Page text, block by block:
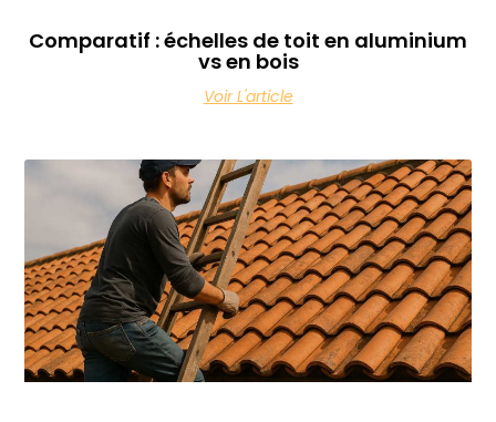
Comparatif : échelles de toit en aluminium
vs en bois
Voir L'article